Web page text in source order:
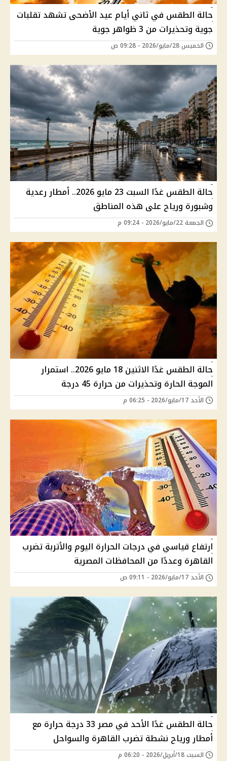
حالة الطقس في ثاني أيام عيد الأضحى تشهد تقلبات
جوية وتحذيرات من 3 ظواهر جوية
الخميس 28/مايو/2026 - 09:28 ص
حالة الطقس غدًا السبت 23 مايو 2026.. أمطار رعدية
وشبورة ورياح على هذه المناطق
الجمعة 22/مايو/2026 - 09:24 م
حالة الطقس غدًا الاثنين 18 مايو 2026.. استمرار
الموجة الحارة وتحذيرات من حرارة 45 درجة
الأحد 17/مايو/2026 - 06:25 م
ارتفاع قياسي في درجات الحرارة اليوم والأتربة تضرب
القاهرة وعددًا من المحافظات المصرية
الأحد 17/مايو/2026 - 09:11 ص
حالة الطقس غدًا الأحد في مصر 33 درجة حرارة مع
أمطار ورياح نشطة تضرب القاهرة والسواحل
السبت 18/أبريل/2026 - 06:20 م